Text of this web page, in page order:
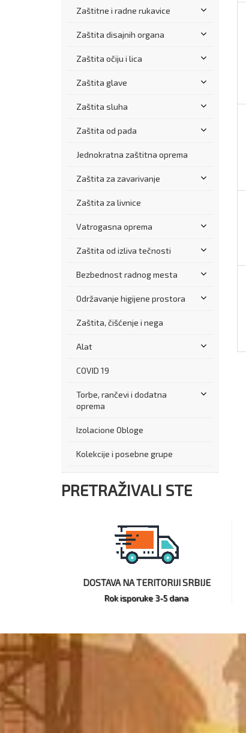
Zaštitne i radne rukavice
Zaštita disajnih organa
Zaštita očiju i lica
Zaštita glave
Zaštita sluha
Zaštita od pada
Jednokratna zaštitna oprema
Zaštita za zavarivanje
Zaštita za livnice
Vatrogasna oprema
Zaštita od izliva tečnosti
Bezbednost radnog mesta
Održavanje higijene prostora
Zaštita, čišćenje i nega
Alat
COVID 19
Torbe, rančevi i dodatna
oprema
Izolacione Obloge
Kolekcije i posebne grupe
PRETRAŽIVALI STE
DOSTAVA NA TERITORIJI SRBIJE
Rok isporuke 3-5 dana